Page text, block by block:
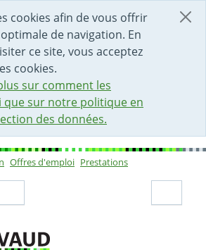
cookies afin de vous offrir
de navigation. En
ce site, vous acceptez
cookies.
sur comment les
que sur notre politique en
des données.
DE LA PAGE
DE RECHERCHE
CONTACT
Offres d'emploi Prestations